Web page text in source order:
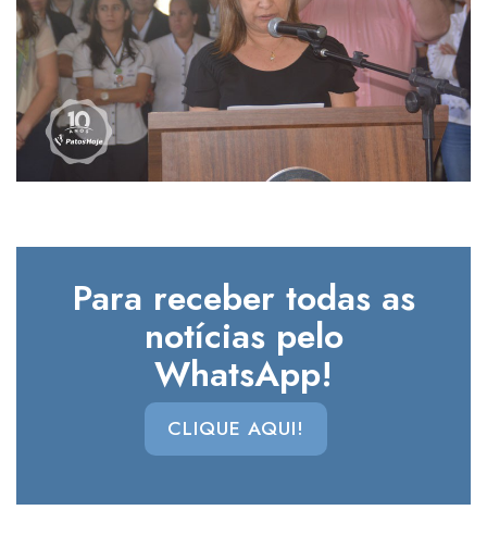
Para receber todas as
notícias pelo
WhatsApp!
CLIQUE AQUI!